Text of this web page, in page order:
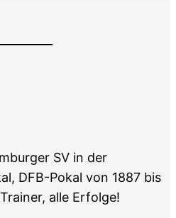
SV in der
DFB-Pokal von 1887 bis
alle Erfolge!